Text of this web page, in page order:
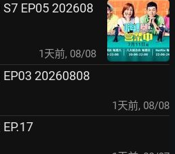
EP05 202608
1天前, 08/08
20260808
1天前, 08/08